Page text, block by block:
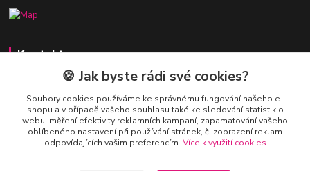
Kontakty
Jitka Vlasáková
281 916 793
Po-Čt 8-16:30, Pá 8-14:30
nitka@nitka.cz
🍪 Jak byste rádi své cookies?
Soubory cookies používáme ke správnému fungování našeho e-
shopu a v případě vašeho souhlasu také ke sledování statistik o
webu, měření efektivity reklamních kampaní, zapamatování vašeho
oblíbeného nastavení při používání stránek, či zobrazení reklam
odpovídajících vašim preferencím. Více k využití cookies